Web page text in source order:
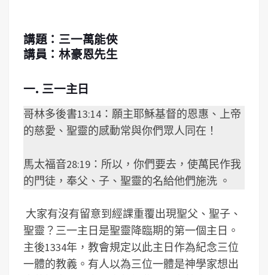
講題：三一萬能俠
講員：林豪恩先生
一. 三一主日
哥林多後書13:14：願主耶穌基督的恩惠、上帝
的慈愛、聖靈的感動常與你們眾人同在！
馬太福音28:19：所以，你們要去，使萬民作我
的門徒，奉父、子、聖靈的名給他們施洗 。
大家有沒有留意到經課重覆出現聖父、聖子、
聖靈？三一主日是聖靈降臨期的第一個主日。
主後1334年，教會規定以此主日作為紀念三位
一體的教義。有人以為三位一體是神學家想出